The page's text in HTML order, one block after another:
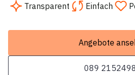
Transparent
Einfach
Angebote
089